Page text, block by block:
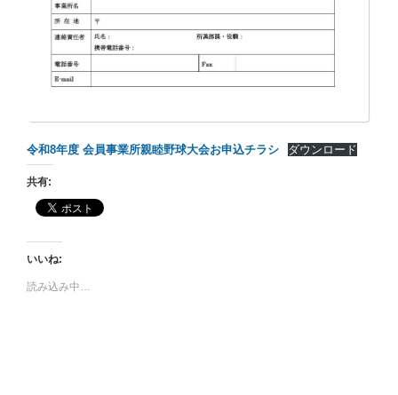
令和8年度 会員事業所親睦野球大会お申込チラシ ダウンロード
共有:
いいね:
読み込み中…